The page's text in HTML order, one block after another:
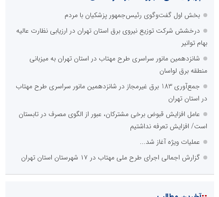
بخش اول گفت‌وگوی رئیس‌جمهور پزشکیان با مردم
درخشش شرکت توزیع نیروی برق استان تهران در ارزیابی نظارت عالیه
بهام توانیر
شانزدهمین مانور سراسری طرح مهتاب در استان تهران به میزبانی
منطقه برق لواسان
جمع‌آوری 183 برق غیرمجاز در شانزدهمین مانور سراسری طرح مهتاب
در استان تهران
عامل افزایش قبوض برخی مشترکان، عبور از الگوی مصرف در تابستان
است/ افزایش تعرفه نداشتیم
عملیات ویژه آغاز شد...
گزارش اجمالی اجرای طرح ملی مهتاب در ۱۷ شهرستان استان تهران